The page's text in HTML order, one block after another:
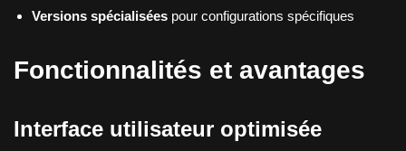
Versions spécialisées pour configurations spécifiques
Fonctionnalités et avantages
Interface utilisateur optimisée